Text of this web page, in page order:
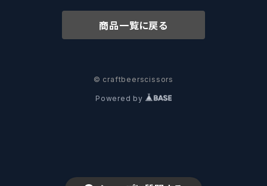
箕面ビール - MINOH BEER
サンクトガーレン - Sankt Gallen
Mikkeller ミッケラー
Hop Nation ホップネーション
Lambiek Fabriek - ファブリーク
Behemoth - ベヒーモス
Deep Creek Brewing Co.
8 Wired エイトワイアード
Strathcona ストラスコナ
ODIN BREWING オディン
Früh フリュー
商品一覧に戻る
© craftbeerscissors
Powered by